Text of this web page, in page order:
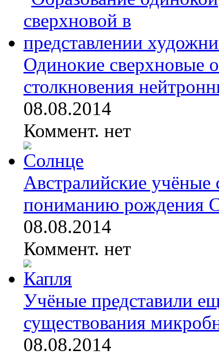
Одинокие сверхновые
столкновения
08.08.2014
Коммент. нет
Австралийские учёные
пониманию рождения
08.08.2014
Коммент. нет
Учёные представили
существования
08.08.2014